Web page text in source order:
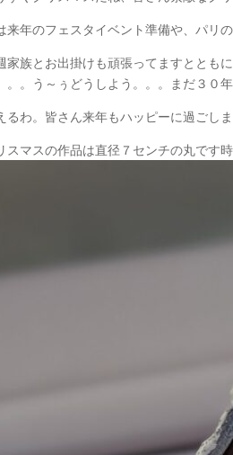
来年のフェスタイベント準備や、パリ
家族とお出掛けも頑張ってますととも
。。う～ぅどうしよう。。。まだ３
るわ。皆さん来年もハッピーに過ごしま
スマスの作品は直径７センチの丸です